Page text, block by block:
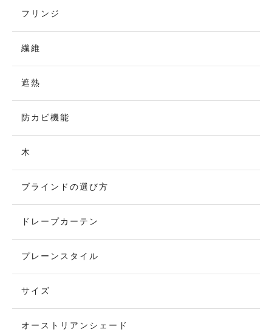
フリンジ
繊維
遮熱
防カビ機能
木
ブラインドの選び方
ドレープカーテン
プレーンスタイル
サイズ
オーストリアンシェード